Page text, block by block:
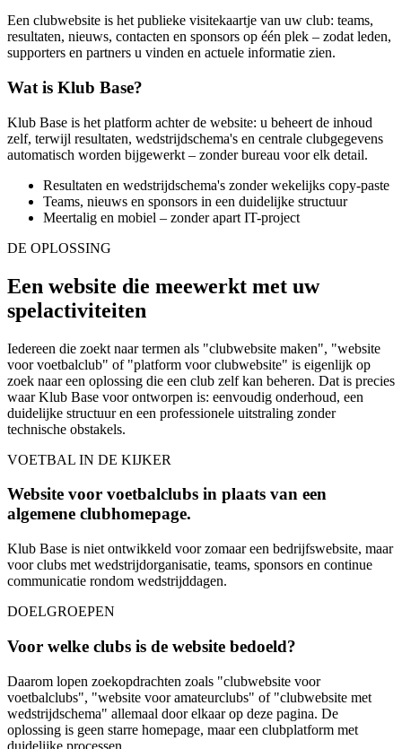
Een clubwebsite is het publieke visitekaartje van uw club: teams,
resultaten, nieuws, contacten en sponsors op één plek – zodat leden,
supporters en partners u vinden en actuele informatie zien.
Wat is Klub Base?
Klub Base is het platform achter de website: u beheert de inhoud
zelf, terwijl resultaten, wedstrijdschema's en centrale clubgegevens
automatisch worden bijgewerkt – zonder bureau voor elk detail.
Resultaten en wedstrijdschema's zonder wekelijks copy-paste
Teams, nieuws en sponsors in een duidelijke structuur
Meertalig en mobiel – zonder apart IT-project
DE OPLOSSING
Een website die meewerkt met uw
spelactiviteiten
Iedereen die zoekt naar termen als "clubwebsite maken", "website
voor voetbalclub" of "platform voor clubwebsite" is eigenlijk op
zoek naar een oplossing die een club zelf kan beheren. Dat is precies
waar Klub Base voor ontworpen is: eenvoudig onderhoud, een
duidelijke structuur en een professionele uitstraling zonder
technische obstakels.
VOETBAL IN DE KIJKER
Website voor voetbalclubs in plaats van een
algemene clubhomepage.
Klub Base is niet ontwikkeld voor zomaar een bedrijfswebsite, maar
voor clubs met wedstrijdorganisatie, teams, sponsors en continue
communicatie rondom wedstrijddagen.
DOELGROEPEN
Voor welke clubs is de website bedoeld?
Daarom lopen zoekopdrachten zoals "clubwebsite voor
voetbalclubs", "website voor amateurclubs" of "clubwebsite met
wedstrijdschema" allemaal door elkaar op deze pagina. De
oplossing is geen starre homepage, maar een clubplatform met
duidelijke processen.